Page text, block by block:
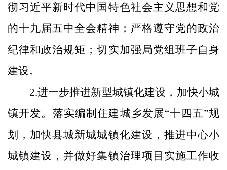
彻习近平新时代中国特色社会主义思想和党
的十九届五中全会精神；严格遵守党的政治
纪律和政治规矩；切实加强局党组班子自身
建设。
2.进一步推进新型城镇化建设，加快小城
镇开发。 落实编制住建城乡发展“十四五”规
划，加快县城新城城镇化建设，推进中心小
城镇建设，并做好集镇治理项目实施工作收